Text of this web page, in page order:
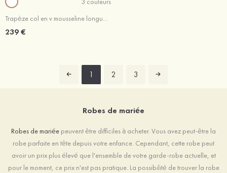
Trapèze col en v mousseline longueur ras du sol robe de mariée avec dentelle
239 €
1 2 3
Robes de mariée
Robes de mariée peuvent être difficiles à acheter. Vous avez peut-être la
robe parfaite en tête depuis votre enfance. Cependant, cette robe peut
avoir un prix plus élevé que l'ensemble de votre garde-robe actuelle, et
pour le moment, ce prix n'est pas pratique. La possibilité de trouver la robe